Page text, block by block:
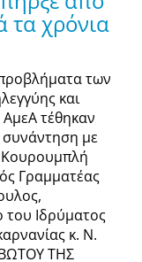
τα χρόνια
των
και
τέθηκαν
συνάντηση με
Κουρουμπλή
Γραμματέας
Ιδρύματος
κ. Ν.
ΤΗΣ